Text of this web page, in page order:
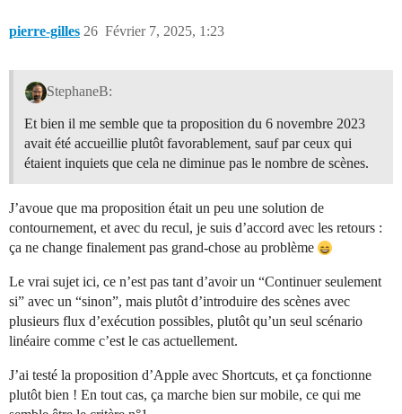
pierre-gilles Février 7, 2025, 1:23
26
StephaneB:
Et bien il me semble que ta proposition du 6 novembre 2023
avait été accueillie plutôt favorablement, sauf par ceux qui
étaient inquiets que cela ne diminue pas le nombre de scènes.
J’avoue que ma proposition était un peu une solution de
contournement, et avec du recul, je suis d’accord avec les retours :
ça ne change finalement pas grand-chose au problème
Le vrai sujet ici, ce n’est pas tant d’avoir un “Continuer seulement
si” avec un “sinon”, mais plutôt d’introduire des scènes avec
plusieurs flux d’exécution possibles, plutôt qu’un seul scénario
linéaire comme c’est le cas actuellement.
J’ai testé la proposition d’Apple avec Shortcuts, et ça fonctionne
plutôt bien ! En tout cas, ça marche bien sur mobile, ce qui me